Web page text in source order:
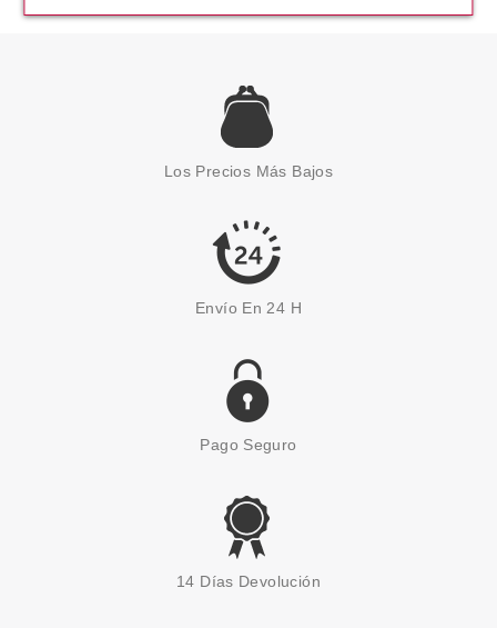
SALLY HANSEN
SALLY HANSEN SALON GEL
POLISH GLISTEN UP 268 4.0ML
2.22€
SALLY HANSEN
SMOOTHER LABIAL PEACH 3
Los Precios Más Bajos
Envío En 24 H
Pago Seguro
14 Días Devolución